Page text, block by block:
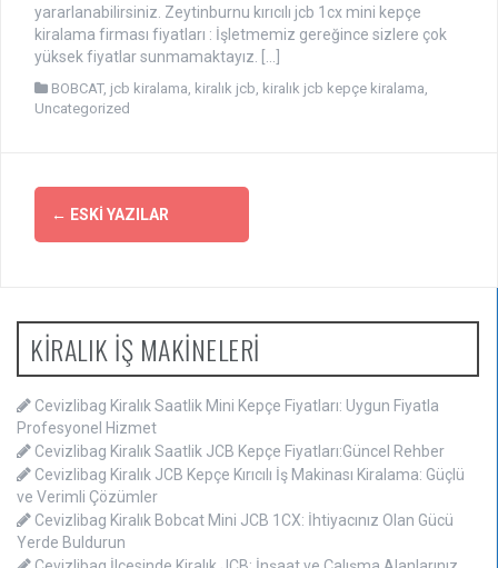
yararlanabilirsiniz. Zeytinburnu kırıcılı jcb 1cx mini kepçe
kiralama firması fiyatları : İşletmemiz gereğince sizlere çok
yüksek fiyatlar sunmamaktayız. […]
BOBCAT, jcb kiralama kiralık jcb kiralık jcb kepçe kiralama
Uncategorized
Yazı
dolaşımı
← ESKI YAZILAR
KİRALIK İŞ MAKİNELERİ
Cevizlibag Kiralık Saatlik Mini Kepçe Fiyatları: Uygun Fiyatla
Profesyonel Hizmet
Cevizlibag Kiralık Saatlik JCB Kepçe Fiyatları:Güncel Rehber
Cevizlibag Kiralık JCB Kepçe Kırıcılı İş Makinası Kiralama: Güçlü
ve Verimli Çözümler
Cevizlibag Kiralık Bobcat Mini JCB 1CX: İhtiyacınız Olan Gücü
Yerde Buldurun